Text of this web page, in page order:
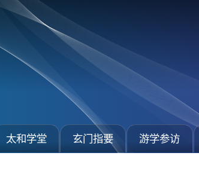
太和学堂 玄门指要 游学参访